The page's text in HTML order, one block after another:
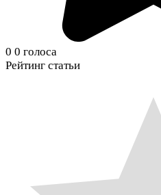
0 0 голоса
Рейтинг статьи